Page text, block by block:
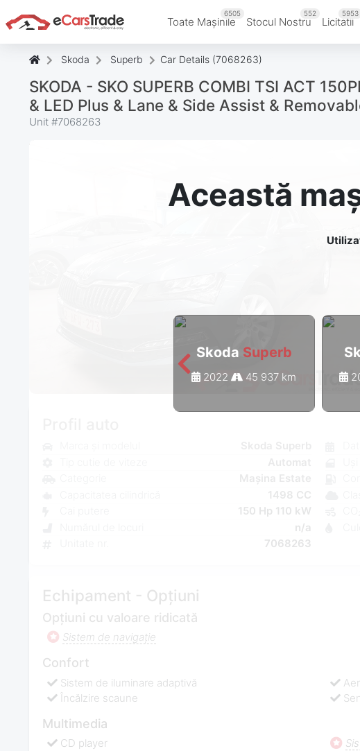
Toate Mașinile
6505
Stocul Nostru
552
Licitatii
5953
Skoda Superb Car Details (7068263)
SKODA - SKO SUPERB COMBI TSI ACT
& LED Plus & Lane & Side Assist &
Unit #7068263
Această
Skoda Superb
2022 45 937 km
1498 CC
150 Hp 110 kW
n/a
7068263
Echipament - Opțiuni
Opțiuni cu valoare ridicată
Sistem de navigaţie
Confort
Sistem de iluminare adaptivă
Încălzire scaune
Multimedia
CD player